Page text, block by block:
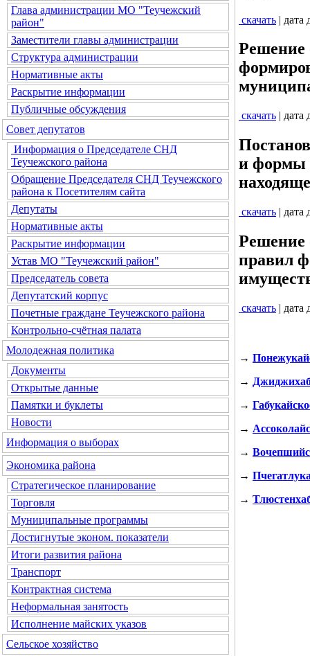
Глава администрации МО "Теучежский
район"
Заместители главы администрации
Структура администрации
Нормативные акты
Раскрытие информации
Публичные обсуждения
Совет депутатов
Информация о Председателе СНД
Теучежского района
Обращение Председателя СНД Теучежского
района к Посетителям сайта
Депутаты
Нормативные акты
Раскрытие информации
Устав МО "Теучежский район"
Председатель совета
Депутатский корпус
Почетные граждане Теучежского района
Контрольно-счётная палата
Молодежная политика
Документы
Открытые данные
Памятки и буклеты
Новости
Информация о выборах
Экономика района
Стратегическое планирование
Торговля
Муниципальные программы
Достигнутые эконом. показатели
Итоги развития района
Транспорт
Контрактная система
Неформальная занятость
Исполнение майских указов
Сельское хозяйство
скачать | дата
Решение
скачать | дата
и формы
скачать | дата
Решение
правил
скачать | дата
→
→
→
→
→
→
→